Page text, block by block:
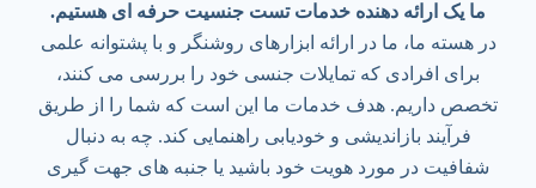
ما یک ارائه دهنده خدمات تست جنسیت حرفه ای هستیم.
در هسته ما، ما در ارائه ابزارهای روشنگر و با پشتوانه علمی
برای افرادی که تمایلات جنسی خود را بررسی می کنند،
تخصص داریم. هدف خدمات ما این است که شما را از طریق
فرآیند بازاندیشی و خودیابی راهنمایی کند. چه به دنبال
شفافیت در مورد هویت خود باشید یا جنبه های جهت گیری